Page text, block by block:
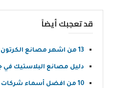
قد تعجبك أيضاً
13 من اشهر مصانع الكرتون في طنطا
دليل مصانع البلاستيك في
10 من افضل أسماء شركات الطيران العالمية لعام 2026